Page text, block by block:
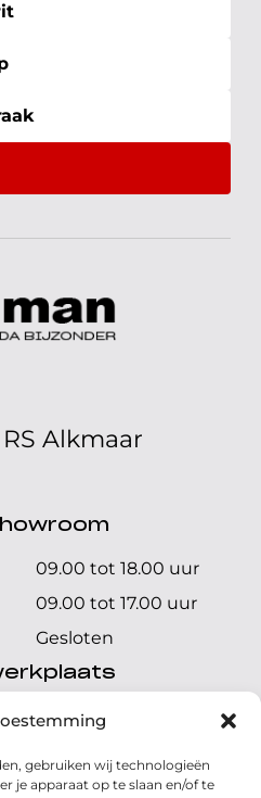
gebruiken wij technologieën
je apparaat op te slaan en/of te
RS Alkmaar
09.00 tot 18.00 uur
09.00 tot 17.00 uur
Gesloten
08.00 tot 17.00 uur
Gesloten